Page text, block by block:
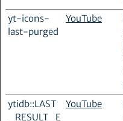
yt-icons-
last-purged
YouTube
ytidb::LAST
_RESULT_E
YouTube